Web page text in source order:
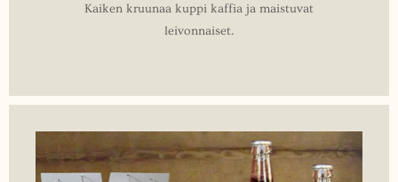
Kaiken kruunaa kuppi kaffia ja maistuvat
leivonnaiset.